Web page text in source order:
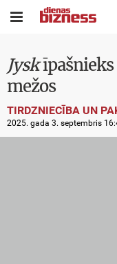

Jyskīpašnieks
mežos
TIRDZNIECĪBA UN
2025. gada 3. septembris